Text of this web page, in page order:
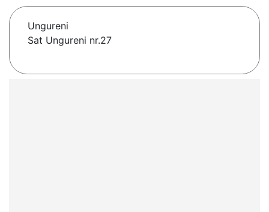
Ungureni
Sat Ungureni nr.27